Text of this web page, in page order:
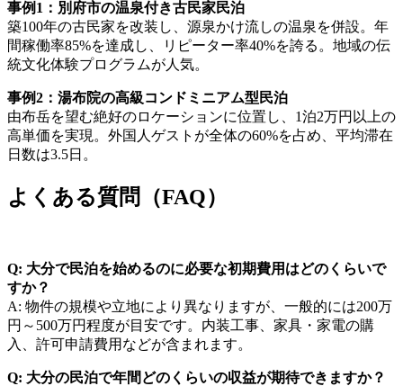
事例1：別府市の温泉付き古民家民泊
築100年の古民家を改装し、源泉かけ流しの温泉を併設。年
間稼働率85%を達成し、リピーター率40%を誇る。地域の伝
統文化体験プログラムが人気。
事例2：湯布院の高級コンドミニアム型民泊
由布岳を望む絶好のロケーションに位置し、1泊2万円以上の
高単価を実現。外国人ゲストが全体の60%を占め、平均滞在
日数は3.5日。
よくある質問（FAQ）
Q: 大分で民泊を始めるのに必要な初期費用はどのくらいで
すか？
A: 物件の規模や立地により異なりますが、一般的には200万
円～500万円程度が目安です。内装工事、家具・家電の購
入、許可申請費用などが含まれます。
Q: 大分の民泊で年間どのくらいの収益が期待できますか？